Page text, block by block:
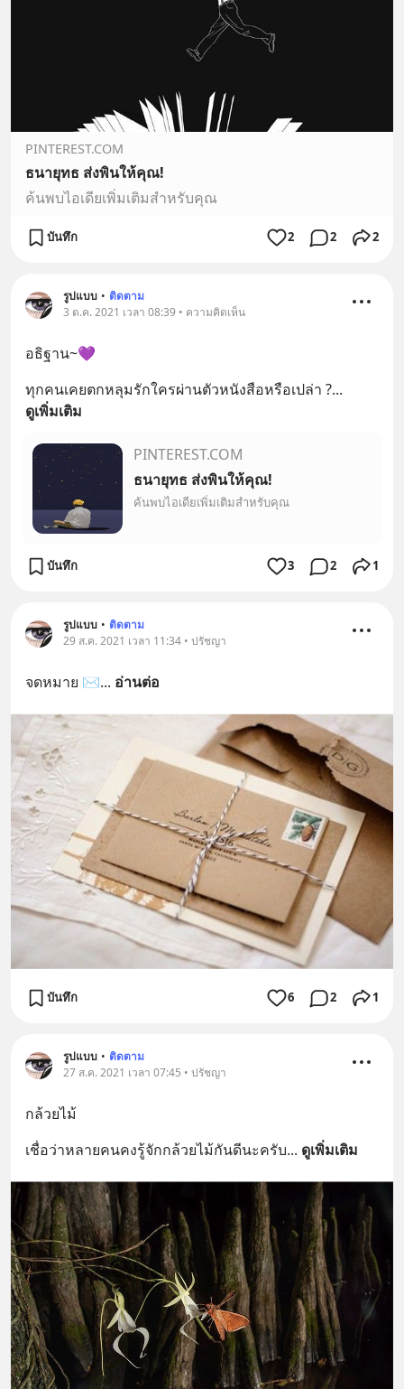
PINTEREST.COM
ธนายุทธ ส่งพินให้คุณ!
ค้นพบไอเดียเพิ่มเติมสำหรับคุณ
บันทึก 2 2 2
รูปแบบ • ติดตาม
3 ต.ค. 2021 เวลา 08:39 • ความคิดเห็น
อธิฐาน~💜
ทุกคนเคยตกหลุมรักใครผ่านตัวหนังสือหรือเปล่า ?...
ดูเพิ่มเติม
PINTEREST.COM
ธนายุทธ ส่งพินให้คุณ!
ค้นพบไอเดียเพิ่มเติมสำหรับคุณ
บันทึก 3 2 1
รูปแบบ • ติดตาม
29 ส.ค. 2021 เวลา 11:34 • ปรัชญา
จดหมาย ✉️... อ่านต่อ
บันทึก 6 2 1
รูปแบบ • ติดตาม
27 ส.ค. 2021 เวลา 07:45 • ปรัชญา
กล้วยไม้
เชื่อว่าหลายคนคงรู้จักกล้วยไม้กันดีนะครับ... ดูเพิ่มเติม